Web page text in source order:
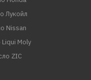
Лукойл
Nissan
Moly
ZIC